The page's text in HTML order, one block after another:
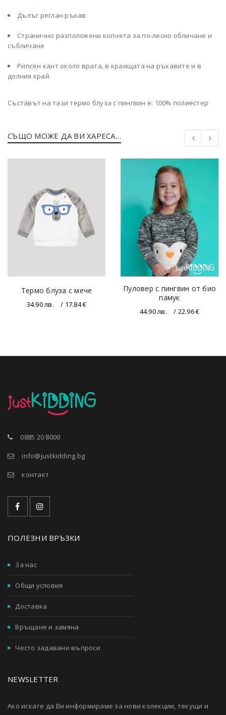
Дълъг реглан ръкав
Странично разположени копчета за по-лесно обличане и
събличане
Рипсен кант около врата, в краищата на ръкавите и в
долния край
Съставът на тази термо блуза с пингвин е: 100% полиестер
СЪЩО МОЖЕ ДА ВИ ХАРЕСА…
Термо блуза с мече
34.90лв. / 17.84 €
Пуловер с пингвин от био
памук
44.90лв. / 22.96 €
0885 20 8000
info@justkidding.bg
контакт
ПОЛЕЗНИ ВРЪЗКИ
За нас
Общи условия
Доставка
Връщане и замяна
Често задавани въпроси
NEWSLETTER
Ако искате да Ви информираме за нови колекции, текущи и